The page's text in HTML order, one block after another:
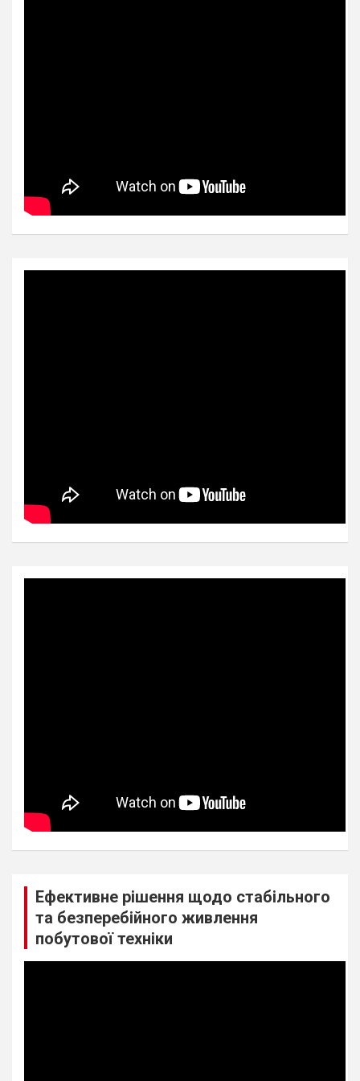
Ефективне рішення щодо стабільного
та безперебійного живлення
побутової техніки